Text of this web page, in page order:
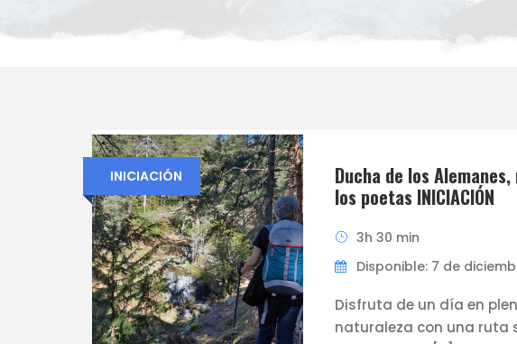
INICIACIÓN
Ducha de los
los poetas INICIACIÓN
3h 30 min
Disponible: 7 de
Disfruta de un día en
naturaleza con una ruta